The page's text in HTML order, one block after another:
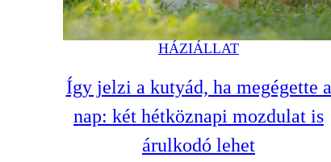
HÁZIÁLLAT
Így jelzi a kutyád, ha megégette a
nap: két hétköznapi mozdulat is
árulkodó lehet